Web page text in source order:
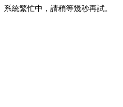
系統繁忙中，請稍等幾秒再試。